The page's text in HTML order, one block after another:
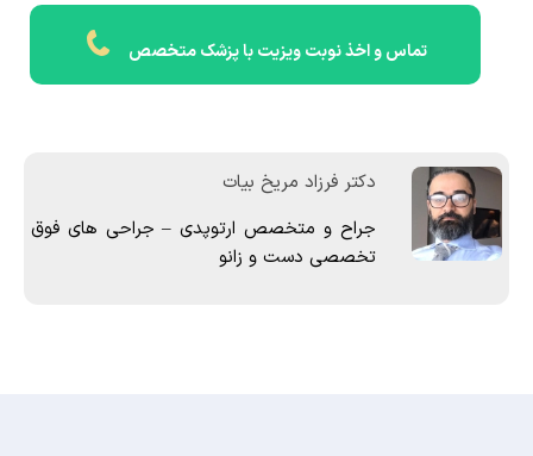
تماس و اخذ نوبت ویزیت با پزشک متخصص
دکتر فرزاد مریخ بیات
جراح و متخصص ارتوپدی – جراحی های فوق
تخصصی دست و زانو